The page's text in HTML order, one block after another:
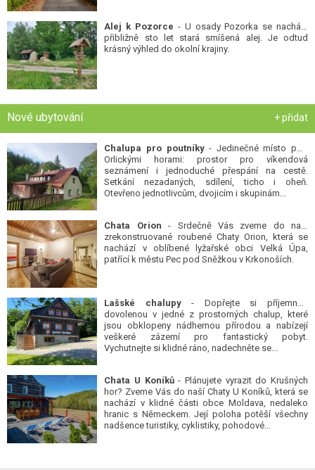
Alej k Pozorce - U osady Pozorka se nachází
přibližně sto let stará smíšená alej. Je odtud
krásný výhled do okolní krajiny.
Nové ubytování + přidat
Chalupa pro poutníky- Jedinečné místo pod
Orlickými horami: prostor pro víkendová
seznámení i jednoduché přespání na cestě.
Setkání nezadaných, sdílení, ticho i oheň.
Otevřeno jednotlivcům, dvojicím i skupinám...
Chata Orion - Srdečně Vás zveme do naší
zrekonstruované roubené Chaty Orion, která se
nachází v oblíbené lyžařské obci Velká Úpa,
patřící k městu Pec pod Sněžkou v Krkonoších.
Lašské chalupy- Dopřejte si příjemnou
dovolenou v jedné z prostorných chalup, které
jsou obklopeny nádhernou přírodou a nabízejí
veškeré zázemí pro fantastický pobyt.
Vychutnejte si klidné ráno, nadechněte se...
Chata U Koníků- Plánujete vyrazit do Krušných
hor? Zveme Vás do naší Chaty U Koníků, která se
nachází v klidné části obce Moldava, nedaleko
hranic s Německem. Její poloha potěší všechny
nadšence turistiky, cyklistiky, pohodové...